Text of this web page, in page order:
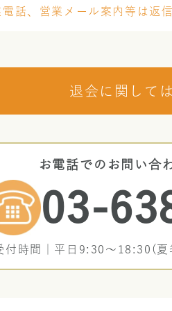
電話、営業メール案内等は返
退会に関して
お電話でのお問い合
03-
付時間｜平日9:30〜18:30(夏